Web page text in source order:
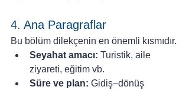
4. Ana Paragraflar
Bu bölüm dilekçenin en önemli kısmıdır.
Seyahat amacı: Turistik, aile
ziyareti, eğitim vb.
Süre ve plan: Gidiş–dönüş